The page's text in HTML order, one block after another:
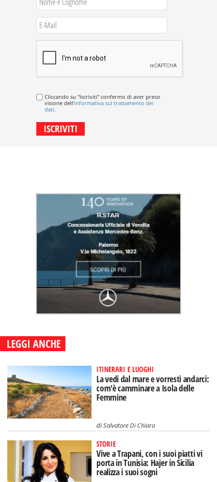
Cliccando su "Iscriviti" confermo di aver preso
visione dell'informativa sul trattamento dei
dati.
LEGGI ANCHE
ITINERARI E LUOGHI
La vedi dal mare e vorresti andarci:
com'è camminare a Isola delle
Femmine
diSalvatore Di Chiara
STORIE
Vive a Trapani, con i suoi piatti vi
porta in Tunisia: Hajer in Sicilia
realizza i suoi sogni